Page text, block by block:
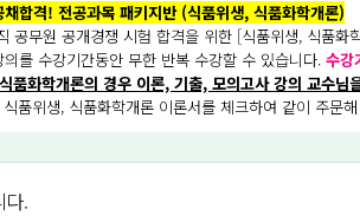
합격! 전공과목 패키지반 (식품위생, 식품화학개론)
공무원 공개경쟁 시험 합격을 위한 [식품위생, 식품화
를 수강기간동안 무한 반복 수강할 수 있습니다. 수강
식품화학개론의 경우 이론, 기출, 모의고사 강의 교수님
품위생, 식품화학개론 이론서를 체크하여 같이 주문
다.